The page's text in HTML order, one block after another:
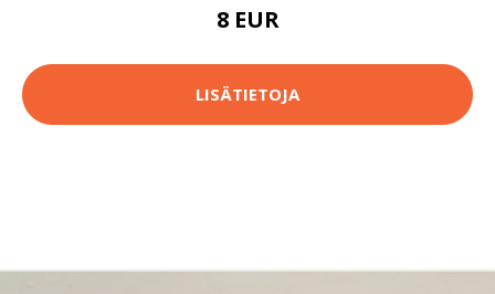
8 EUR
LISÄTIETOJA